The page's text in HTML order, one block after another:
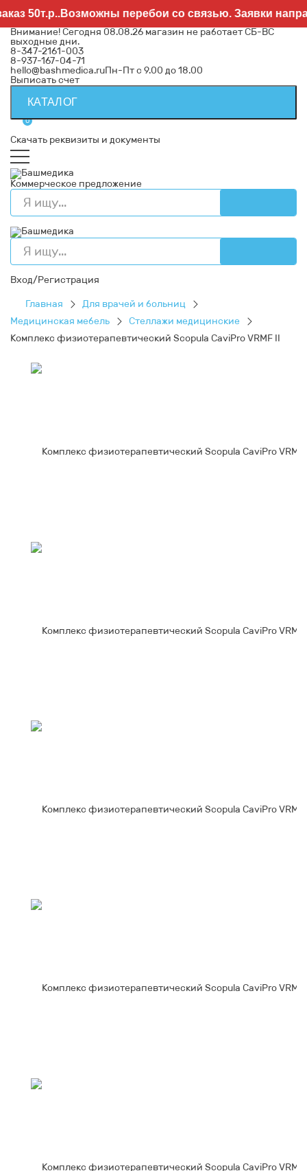
перебои со связью. Заявки
Внимание! Сегодня 08.08.26 магазин не работает СБ-ВС
выходные дни.
8-347-2161-003
8-937-167-04-71
hello@bashmedica.ruПн-Пт с 9.00 до 18.00
Выписать счет
КАТАЛОГ
0
Скачать реквизиты и документы
Коммерческое предложение
Вход/Регистрация
Главная
Для врачей и больниц
Медицинская мебель
Стеллажи медицинские
Комплекс физиотерапевтический Scopula CaviPro VRMF II